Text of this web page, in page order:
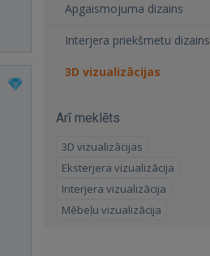
Apgaismojuma dizains
Interjera priekšmetu dizains
3D vizualizācijas
Arī meklēts
3D vizualizācijas
Eksterjera vizualizācija
Interjera vizualizācija
Mēbeļu vizualizācija